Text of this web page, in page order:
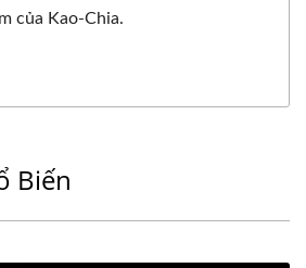
của Kao-Chia.
Biến